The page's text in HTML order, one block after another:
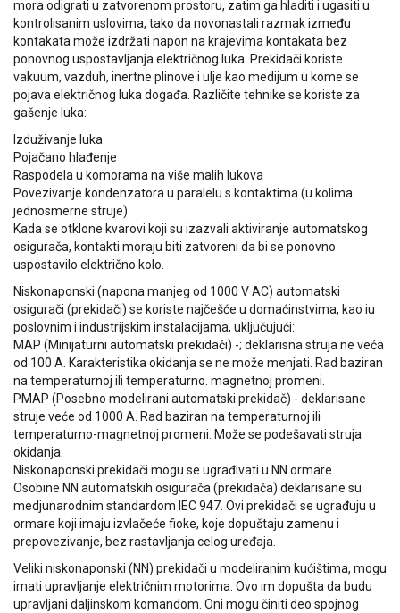
mora odigrati u zatvorenom prostoru, zatim ga hladiti i ugasiti u
kontrolisanim uslovima, tako da novonastali razmak između
kontakata može izdržati napon na krajevima kontakata bez
ponovnog uspostavljanja električnog luka. Prekidači koriste
vakuum, vazduh, inertne plinove i ulje kao medijum u kome se
pojava električnog luka događa. Različite tehnike se koriste za
gašenje luka:
Izduživanje luka
Pojačano hlađenje
Raspodela u komorama na više malih lukova
Povezivanje kondenzatora u paralelu s kontaktima (u kolima
jednosmerne struje)
Kada se otklone kvarovi koji su izazvali aktiviranje automatskog
osigurača, kontakti moraju biti zatvoreni da bi se ponovno
uspostavilo električno kolo.
Niskonaponski (napona manjeg od 1000 V AC) automatski
osigurači (prekidači) se koriste najčešće u domaćinstvima, kao iu
poslovnim i industrijskim instalacijama, uključujući:
MAP (Minijaturni automatski prekidači) -; deklarisna struja ne veća
od 100 A. Karakteristika okidanja se ne može menjati. Rad baziran
na temperaturnoj ili temperaturno. magnetnoj promeni.
PMAP (Posebno modelirani automatski prekidač) - deklarisane
struje veće od 1000 A. Rad baziran na temperaturnoj ili
temperaturno-magnetnoj promeni. Može se podešavati struja
okidanja.
Niskonaponski prekidači mogu se ugrađivati u NN ormare.
Osobine NN automatskih osigurača (prekidača) deklarisane su
medjunarodnim standardom IEC 947. Ovi prekidači se ugrađuju u
ormare koji imaju izvlačeće fioke, koje dopuštaju zamenu i
prepovezivanje, bez rastavljanja celog uređaja.
Veliki niskonaponski (NN) prekidači u modeliranim kućištima, mogu
imati upravljanje električnim motorima. Ovo im dopušta da budu
upravljani daljinskom komandom. Oni mogu činiti deo spojnog